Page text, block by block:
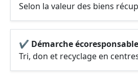
Selon la valeur des biens
✔ Démarche écoresponsable
Tri, don et recyclage en